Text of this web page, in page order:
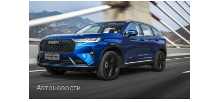
Автоновости